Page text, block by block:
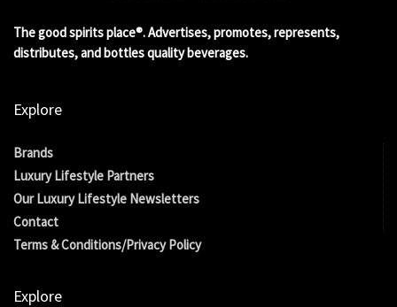
The good spirits place®. Advertises, promotes, represents,
distributes, and bottles quality beverages.
Explore
Brands
Luxury Lifestyle Partners
Our Luxury Lifestyle Newsletters
Contact
Terms & Conditions/Privacy Policy
Explore